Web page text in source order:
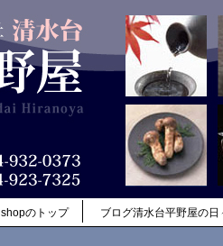
shopのトップ ブログ清水台平野屋の日